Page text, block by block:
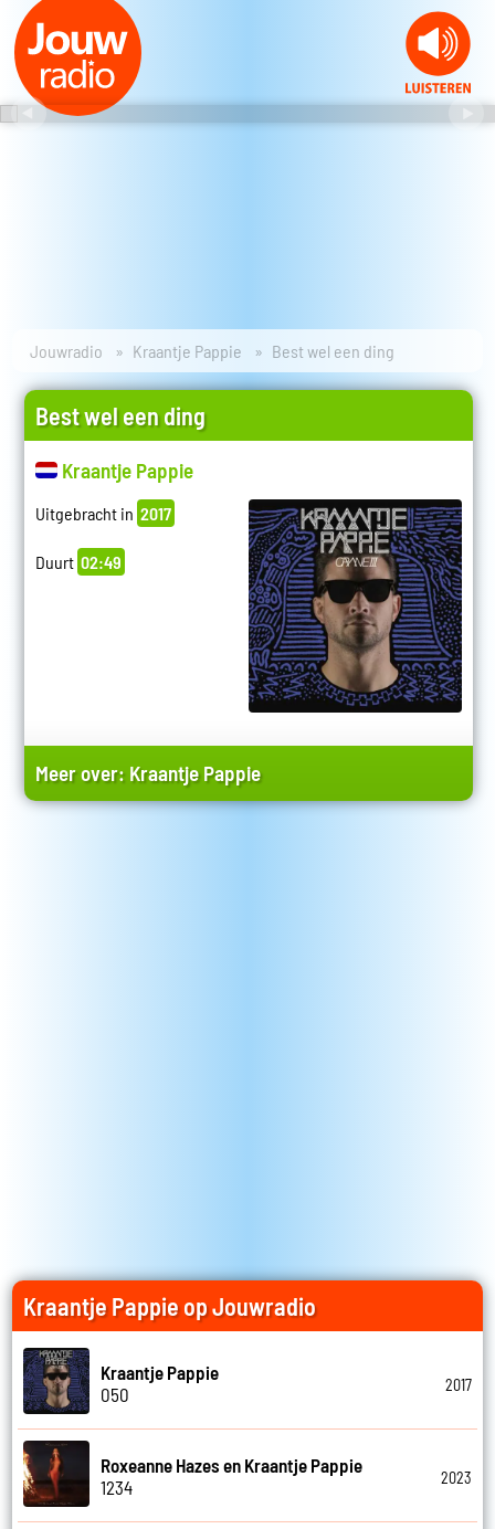
Jouwradio Kraantje Pappie Best wel een ding
Best wel een ding
Kraantje Pappie
Uitgebracht in 2017
Duurt 02:49
Meer over: Kraantje Pappie
Kraantje Pappie op Jouwradio
Kraantje Pappie
050
2017
Roxeanne Hazes en Kraantje Pappie
1234
2023